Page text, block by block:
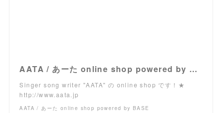
AATA / あーた online shop powered by BASE
Singer song writer "AATA" の online shop です！★
http://www.aata.jp
AATA / あーた online shop powered by BASE